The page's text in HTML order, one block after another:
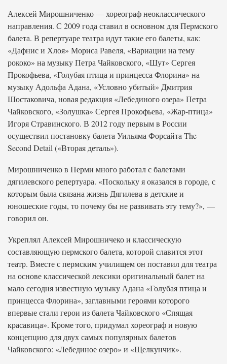
Алексей Мирошниченко — хореограф неоклассического
направления. С 2009 года ставил в основном для Пермского
балета. В репертуаре театра идут такие его балеты, как:
«Дафнис и Хлоя» Мориса Равеля, «Вариации на тему
рококо» на музыку Петра Чайковского, «Шут» Сергея
Прокофьева, «Голубая птица и принцесса Флорина» на
музыку Адольфа Адана, «Условно убитый» Дмитрия
Шостаковича, новая редакция «Лебединого озера» Петра
Чайковского, «Золушка» Сергея Прокофьева, «Жар-птица»
Игоря Стравинского. В 2012 году первым в России
осуществил постановку балета Уильяма Форсайта The
Second Detail («Вторая деталь»).
Мирошниченко в Перми много работал с балетами
дягилевского репертуара. «Поскольку я оказался в городе, с
которым была связана жизнь Дягилева в детские и
юношеские годы, то почему бы не развивать эту тему?», —
говорил он.
Укреплял Алексей Мирошничеко и классическую
составляющую пермского балета, которой славится этот
театр. Вместе с пермским училищем он поставил для театра
на основе классической лексики оригинальный балет на
мало сегодня известную музыку Адана «Голубая птица и
принцесса Флорина», заглавными героями которого
впервые стали герои из балета Чайковского «Спящая
красавица». Кроме того, придумал хореограф и новую
концепцию для двух самых популярных балетов
Чайковского: «Лебединое озеро» и «Щелкунчик».